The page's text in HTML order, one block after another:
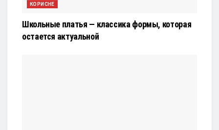
КОРИСНЕ
Школьные платья — классика формы, которая
остается актуальной